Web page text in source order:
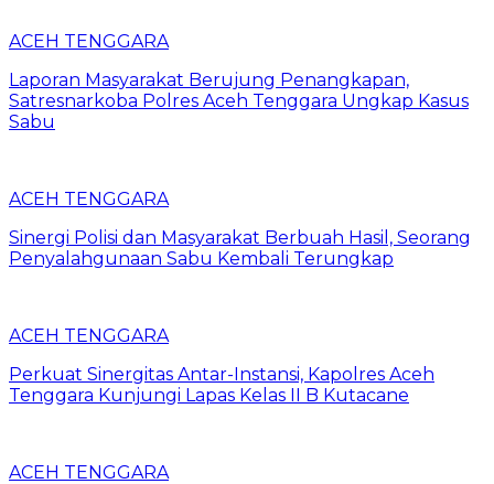
ACEH TENGGARA
Laporan Masyarakat Berujung Penangkapan,
Satresnarkoba Polres Aceh Tenggara Ungkap Kasus
Sabu
ACEH TENGGARA
Sinergi Polisi dan Masyarakat Berbuah Hasil, Seorang
Penyalahgunaan Sabu Kembali Terungkap
ACEH TENGGARA
Perkuat Sinergitas Antar-Instansi, Kapolres Aceh
Tenggara Kunjungi Lapas Kelas II B Kutacane
ACEH TENGGARA